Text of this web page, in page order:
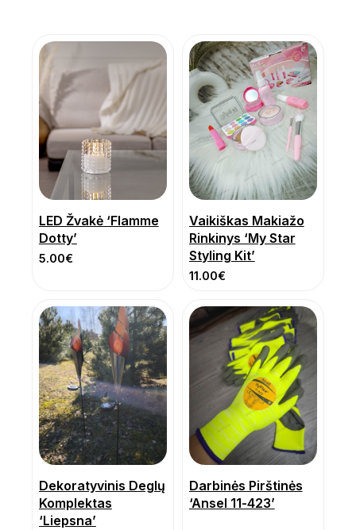
LED Žvakė ‘Flamme
Dotty’
5.00€
Vaikiškas Makiažo
Rinkinys ‘My Star
Styling Kit’
11.00€
Dekoratyvinis Deglų
Komplektas
‘Liepsna’
Darbinės Pirštinės
‘Ansel 11-423’